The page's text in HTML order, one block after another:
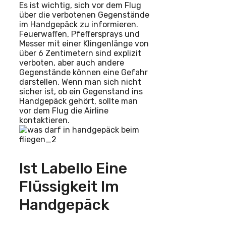
Es ist wichtig, sich vor dem Flug
über die verbotenen Gegenstände
im Handgepäck zu informieren.
Feuerwaffen, Pfeffersprays und
Messer mit einer Klingenlänge von
über 6 Zentimetern sind explizit
verboten, aber auch andere
Gegenstände können eine Gefahr
darstellen. Wenn man sich nicht
sicher ist, ob ein Gegenstand ins
Handgepäck gehört, sollte man
vor dem Flug die Airline
kontaktieren.
Ist Labello Eine
Flüssigkeit Im
Handgepäck